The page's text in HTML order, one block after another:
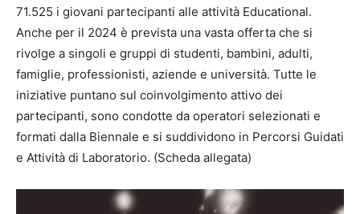
71.525 i giovani partecipanti alle attività Educational.
Anche per il 2024 è prevista una vasta offerta che si
rivolge a singoli e gruppi di studenti, bambini, adulti,
famiglie, professionisti, aziende e università. Tutte le
iniziative puntano sul coinvolgimento attivo dei
partecipanti, sono condotte da operatori selezionati e
formati dalla Biennale e si suddividono in Percorsi Guidati
e Attività di Laboratorio. (Scheda allegata)